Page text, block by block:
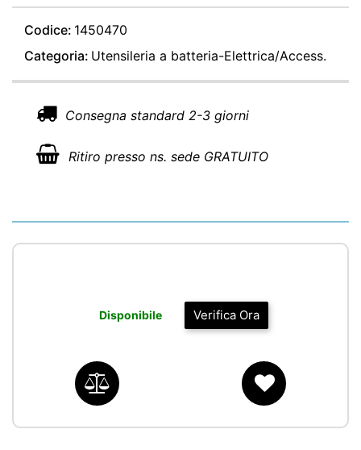
Codice: 1450470
Categoria: Utensileria a batteria-Elettrica/Access.
Consegna standard 2-3 giorni
Ritiro presso ns. sede GRATUITO
Verifica Ora
Disponibile